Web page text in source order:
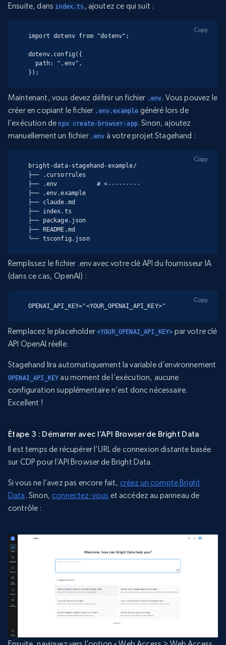
Ensuite, dans index.ts , ajoutez ce qui suit :
import dotenv from "dotenv";
dotenv.config({
});
Copy
Maintenant, vous devez définir un fichier .env. Vous pouvez le
créer en copiant le fichier .env.example généré lors de
l’exécution de npx create-browser-app. Sinon, ajoutez
manuellement un fichier .env à votre projet Stagehand :
bright-data-stagehand-example/
├── .cursorrules
├── .env           # <---------
├── .env.example
├── claude.md
├── index.ts
├── package.json
├── README.md
└── tsconfig.json
Copy
Remplissez le fichier .env avec votre clé API du fournisseur IA
(dans ce cas, OpenAI) :
OPENAI_API_KEY="<YOUR_OPENAI_API_KEY>"
Copy
Remplacez le placeholder <YOUR_OPENAI_API_KEY> par votre clé
API OpenAI réelle.
Stagehand lira automatiquement la variable d’environnement
OPENAI_API_KEY au moment de l’exécution, aucune
configuration supplémentaire n’est donc nécessaire.
Excellent !
Étape 3 : Démarrer avec l’API Browser de Bright Data
Il est temps de récupérer l’URL de connexion distante basée
sur CDP pour l’API Browser de Bright Data.
Si vous ne l’avez pas encore fait, créez un compte Bright
Data . Sinon,connectez-vous et accédez au panneau de
contrôle :